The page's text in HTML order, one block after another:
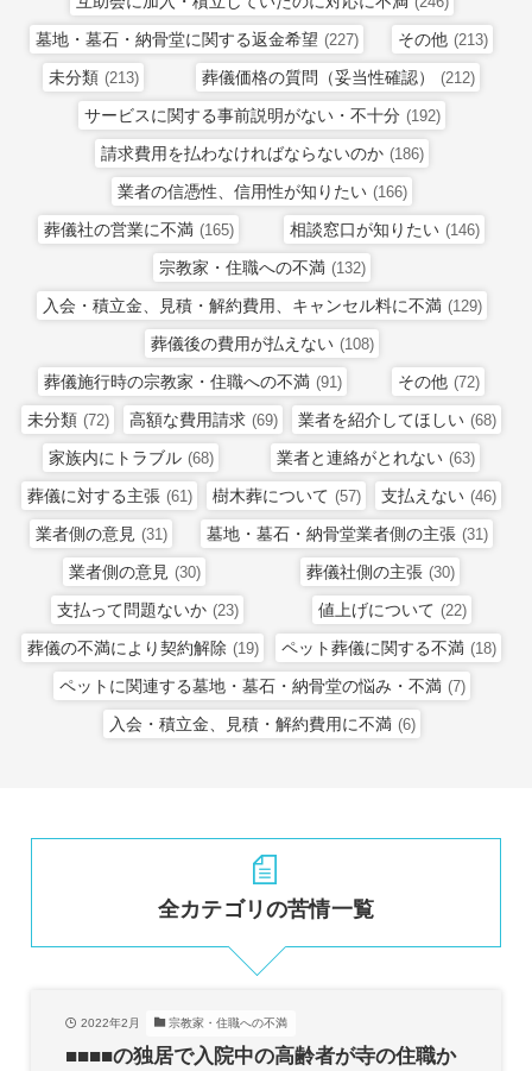
墓地・墓石・納骨堂に関する返金希望 (227) その他 (213)
未分類 (213) 葬儀価格の質問（妥当性確認） (212)
サービスに関する事前説明がない・不十分 (192)
請求費用を払わなければならないのか (186)
業者の信憑性、信用性が知りたい (166)
葬儀社の営業に不満 (165) 相談窓口が知りたい (146)
宗教家・住職への不満 (132)
入会・積立金、見積・解約費用、キャンセル料に不満 (129)
葬儀後の費用が払えない (108)
葬儀施行時の宗教家・住職への不満 (91) その他 (72)
未分類 (72) 高額な費用請求 (69) 業者を紹介してほしい (68)
家族内にトラブル (68) 業者と連絡がとれない (63)
葬儀に対する主張 (61) 樹木葬について (57) 支払えない (46)
業者側の意見 (31) 墓地・墓石・納骨堂業者側の主張 (31)
業者側の意見 (30) 葬儀社側の主張 (30)
支払って問題ないか (23) 値上げについて (22)
葬儀の不満により契約解除 (19) ペット葬儀に関する不満 (18)
ペットに関連する墓地・墓石・納骨堂の悩み・不満 (7)
入会・積立金、見積・解約費用に不満 (6)
全カテゴリの苦情一覧
2022年2月 宗教家・住職への不満
■■■■の独居で入院中の高齢者が寺の住職か